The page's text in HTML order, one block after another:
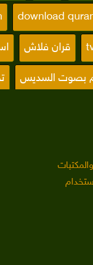
download
قران فلاش
بصوت السديس
اسماء